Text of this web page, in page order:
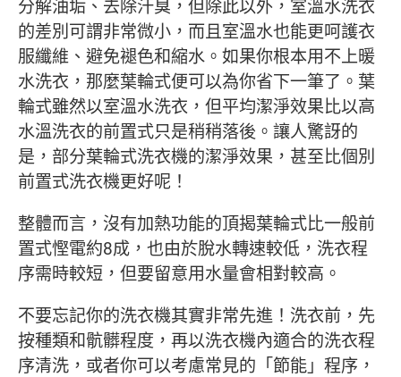
分解油垢、去除汗臭，但除此以外，室溫水洗衣
的差別可謂非常微小，而且室溫水也能更呵護衣
服纖維、避免褪色和縮水。如果你根本用不上暖
水洗衣，那麼葉輪式便可以為你省下一筆了。葉
輪式雖然以室溫水洗衣，但平均潔淨效果比以高
水溫洗衣的前置式只是稍稍落後。讓人驚訝的
是，部分葉輪式洗衣機的潔淨效果，甚至比個別
前置式洗衣機更好呢！
整體而言，沒有加熱功能的頂揭葉輪式比一般前
置式慳電約8成，也由於脫水轉速較低，洗衣程
序需時較短，但要留意用水量會相對較高。
不要忘記你的洗衣機其實非常先進！洗衣前，先
按種類和骯髒程度，再以洗衣機內適合的洗衣程
序清洗，或者你可以考慮常見的「節能」程序，